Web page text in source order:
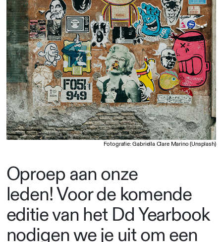
Fotografie: Gabriella Clare Marino (Unsplash)
Oproep aan onze
leden! Voor de komende
editie van het Dd Yearbook
nodigen we je uit om een